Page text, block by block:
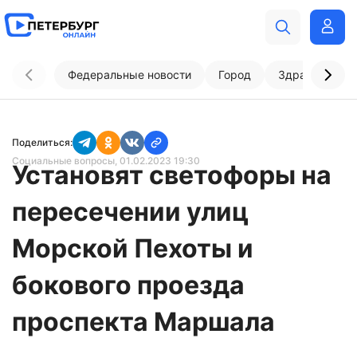
Федеральные новости Город
Поделиться:
Социальные вопросы, 01.02.2023 19:30
Установят светофоры на
пересечении улиц
Морской Пехоты и
бокового проезда
проспекта Маршала